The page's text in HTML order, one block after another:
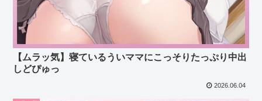
【ムラッ気】寝ているういママにこっそりたっぷり中出
しどぴゅっ
2026.06.04